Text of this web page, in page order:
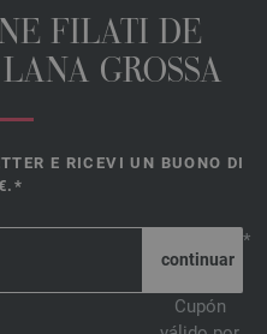
FILATI DE
GROSSA
E RICEVI UN BUONO DI
*
Cupón